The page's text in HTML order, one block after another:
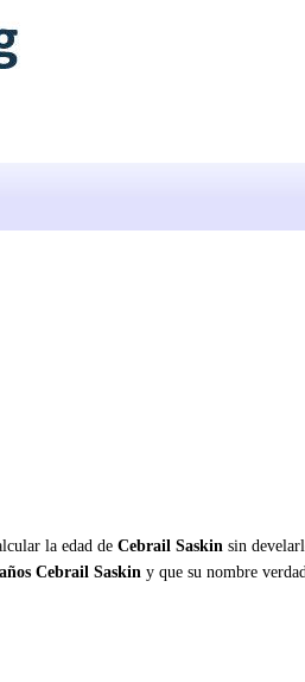
la edad de Cebrail Saskin sin
Cebrail Saskin y que su nombre